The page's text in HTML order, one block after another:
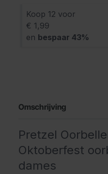
Koop 12 voor
€ 1,99
en bespaar 43%
Omschrijving
Pretzel
Oktoberfest
dames